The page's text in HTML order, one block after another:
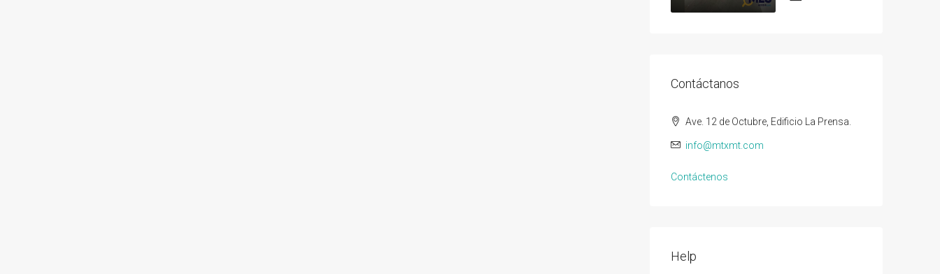
Contáctanos
Ave. 12 de Octubre, Edificio La Prensa.
info@mtxmt.com
Contáctenos
Help